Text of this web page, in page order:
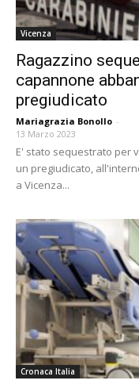
Vicenza
Ragazzino
capannone
pregiudicato
Mariagrazia Bonollo -
13 Marzo 2023
E' stato sequestrato per
un pregiudicato,
a Vicenza...
Cronaca Italia